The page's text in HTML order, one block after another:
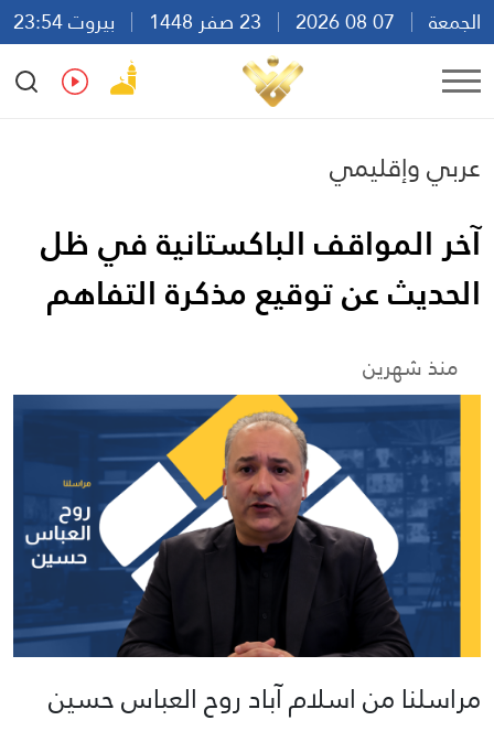
الجمعة
بيروت 23:54
Ar
En Fr Es
عربي وإقليمي
آخر المواقف الباكستانية في ظل
الحديث عن توقيع مذكرة التفاهم
منذ شهرين
مراسلنا من اسلام آباد روح العباس حسين